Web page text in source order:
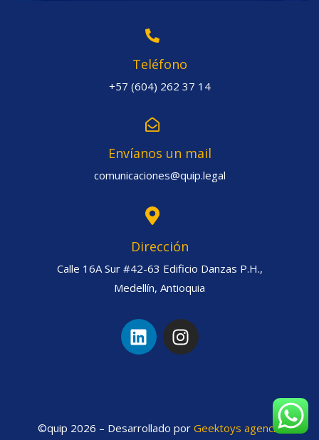
Teléfono
+57 (604) 262 37 14
Envíanos un mail
comunicaciones@quip.legal
Dirección
Calle 16A Sur #42-63 Edificio Danzas P.H.,
Medellín, Antioquia
©quip 2026 – Desarrollado por Geektoys agencia